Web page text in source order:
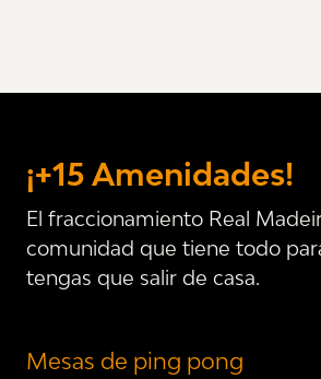
¡+15 Amenidades!
El fraccionamiento Real
comunidad que tiene todo
tengas que salir de casa.
Mesas de ping pong